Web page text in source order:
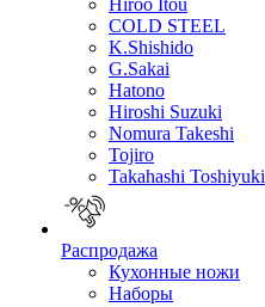
Hiroo Itou
COLD STEEL
K.Shishido
G.Sakai
Hatono
Hiroshi Suzuki
Nomura Takeshi
Tojiro
Takahashi Toshiyuki
Распродажа
Кухонные ножи
Наборы